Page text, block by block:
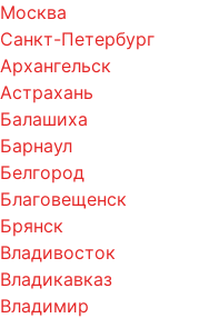
Москва
Санкт-Петербург
Архангельск
Астрахань
Балашиха
Барнаул
Белгород
Благовещенск
Брянск
Владивосток
Владикавказ
Владимир